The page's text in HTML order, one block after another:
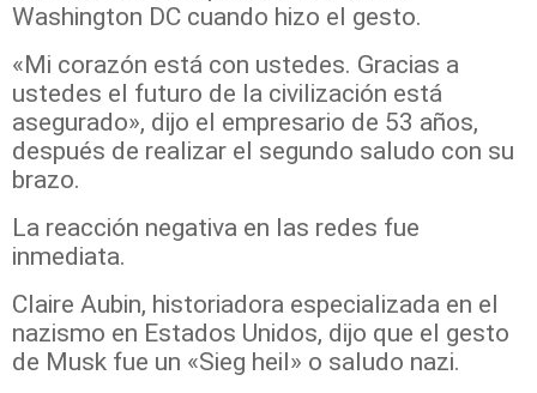
Washington DC cuando hizo el gesto.
«Mi corazón está con ustedes. Gracias a
ustedes el futuro de la civilización está
asegurado», dijo el empresario de 53 años,
después de realizar el segundo saludo con su
brazo.
La reacción negativa en las redes fue
inmediata.
Claire Aubin, historiadora especializada en el
nazismo en Estados Unidos, dijo que el gesto
de Musk fue un «Sieg heil» o saludo nazi.